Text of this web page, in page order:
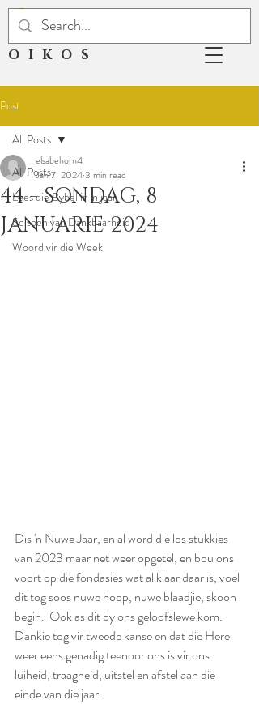
OIKOS
Post
All Posts
Lees die Bybel in 'n jaar
Seisoen van Dankbaarheid
Woord vir die Week
All Posts
44 - SONDAG, 8
JANUARIE 2024
elsabehorn4
Jan 7, 20243 min read
Dis 'n Nuwe Jaar, en al word die los stukkies
van 2023 maar net weer opgetel, en bou ons
voort op die fondasies wat al klaar daar is, voel
dit tog soos nuwe hoop, nuwe blaadjie, skoon
begin.  Ook as dit by ons geloofslewe kom.
Dankie tog vir tweede kanse en dat die Here
weer eens genadig teenoor ons is vir ons
luiheid, traagheid, uitstel en afstel aan die
einde van die jaar.